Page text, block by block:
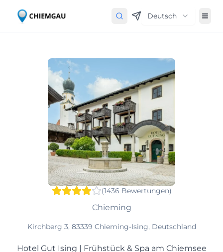
Deutsch
(1436 Bewertungen)
Chieming
Kirchberg 3, 83339 Chieming-Ising, Deutschland
Hotel Gut Ising | Frühstück & Spa am Chiemsee